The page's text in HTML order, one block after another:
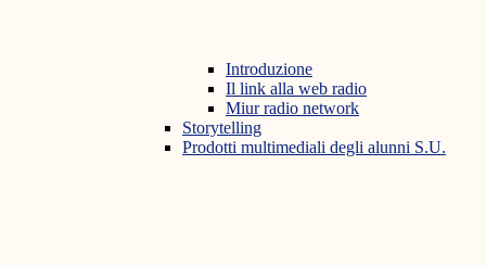
Introduzione
Il link alla web radio
Miur radio network
Storytelling
Prodotti multimediali degli alunni S.U.